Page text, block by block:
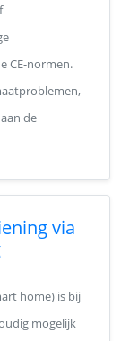
CE-normen.
de
via
home) is bij
mogelijk